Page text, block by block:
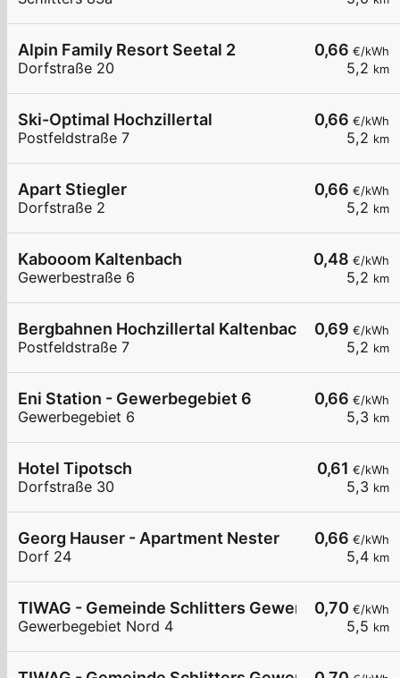
0,66 €/kWh
5,2 km
Alpin Family Resort Seetal 2
Dorfstraße 20
0,66 €/kWh
5,2 km
Ski-Optimal Hochzillertal
Postfeldstraße 7
0,66 €/kWh
5,2 km
Apart Stiegler
Dorfstraße 2
0,48 €/kWh
5,2 km
Kabooom Kaltenbach
Gewerbestraße 6
0,69 €/kWh
5,2 km
Bergbahnen Hochzillertal Kaltenbach
Postfeldstraße 7
0,66 €/kWh
5,3 km
Eni Station - Gewerbegebiet 6
Gewerbegebiet 6
0,61 €/kWh
5,3 km
Hotel Tipotsch
Dorfstraße 30
0,66 €/kWh
5,4 km
Georg Hauser - Apartment Nester
Dorf 24
0,70 €/kWh
5,5 km
TIWAG - Gemeinde Schlitters Gewerbezone DC1
Gewerbegebiet Nord 4